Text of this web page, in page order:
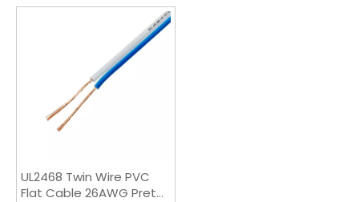
UL2468 Twin Wire PVC
Flat Cable 26AWG Preto